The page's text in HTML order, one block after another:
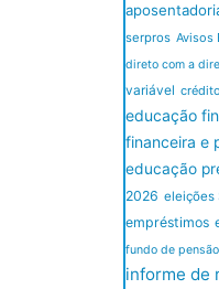
serpros Avisos
direto com a
variável
educação
financeira e
educação
2026 eleições
empréstimos
fundo de pensão
informe de